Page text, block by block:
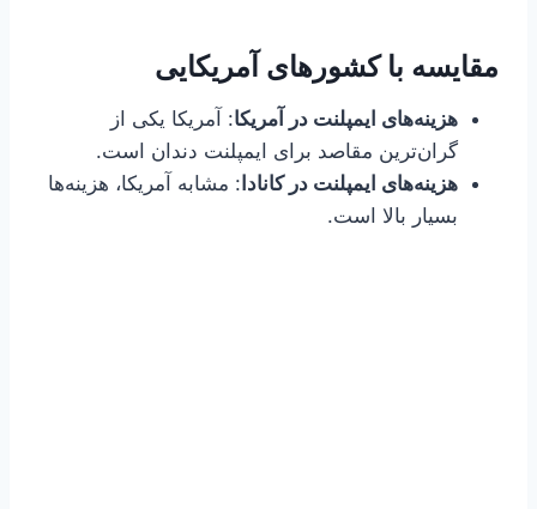
مقایسه با کشورهای آمریکایی
هزینه‌های ایمپلنت در آمریکا: آمریکا یکی از
گران‌ترین مقاصد برای ایمپلنت دندان است.
هزینه‌های ایمپلنت در کانادا : مشابه آمریکا، هزینه‌ها
بسیار بالا است.